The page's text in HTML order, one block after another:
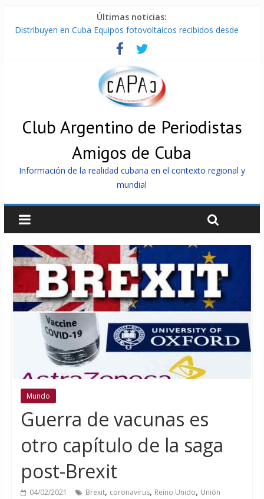
Últimas noticias:
Distribuyen en Cuba Equipos fotovoltaicos recibidos desde
La ONU condena medidas de EE.UU contra Cuba
Cuba alerta sobre doctrina militar de dominación de EEUU
Nuevas sanciones de EEUU contra Cuba apuntan a la
cooperación militar con Rusia y China
Brutal represión contra los que marchan para que no se
venda la patria
Club Argentino de Periodistas
Amigos de Cuba
Información de la realidad cubana en el contexto regional y
mundial
Mundo
Guerra de vacunas es
otro capítulo de la saga
post-Brexit
04/02/2021 Brexit, coronavirus, Reino Unido, Unión